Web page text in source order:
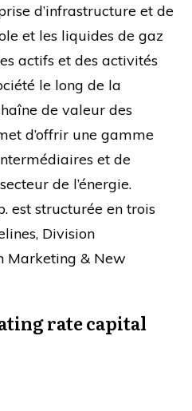
d’infrastructure et de
et les liquides de gaz
actifs et des activités
le long de la
de valeur des
d’offrir une gamme
et de
de l’énergie.
est structurée en trois
Division
Marketing & New
rate capital